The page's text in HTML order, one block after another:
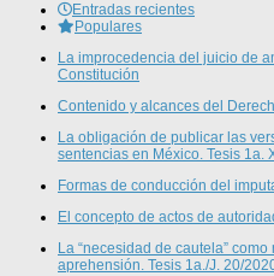
Entradas recientes
Populares
La improcedencia del juicio de
Constitución
Contenido y alcances del
La obligación de publicar las
sentencias en México. Tesis 1a.
Formas de conducción del
El concepto de actos de
La “necesidad de cautela”
aprehensión. Tesis 1a./J. 20/